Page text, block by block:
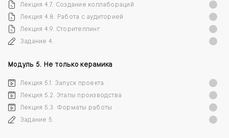
Лекция 4.7. Создание коллабораций
Лекция 4.8. Работа с аудиторией
Лекция 4.9. Сторителлинг
Задание 4.
Модуль 5. Не только керамика
Лекция 5.1. Запуск проекта
Лекция 5.2. Этапы производства
Лекция 5.3. Форматы работы
Задание 5.